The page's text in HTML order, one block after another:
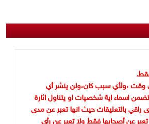
وقت ،ولأي سبب كان،ولن ينشر أي
اسماء اية شخصيات او يتناول اثارة
راقي بالتعليقات حيث انها تعبر عن مدى
عن أصحابها فقط ولا تعبر عن رأي